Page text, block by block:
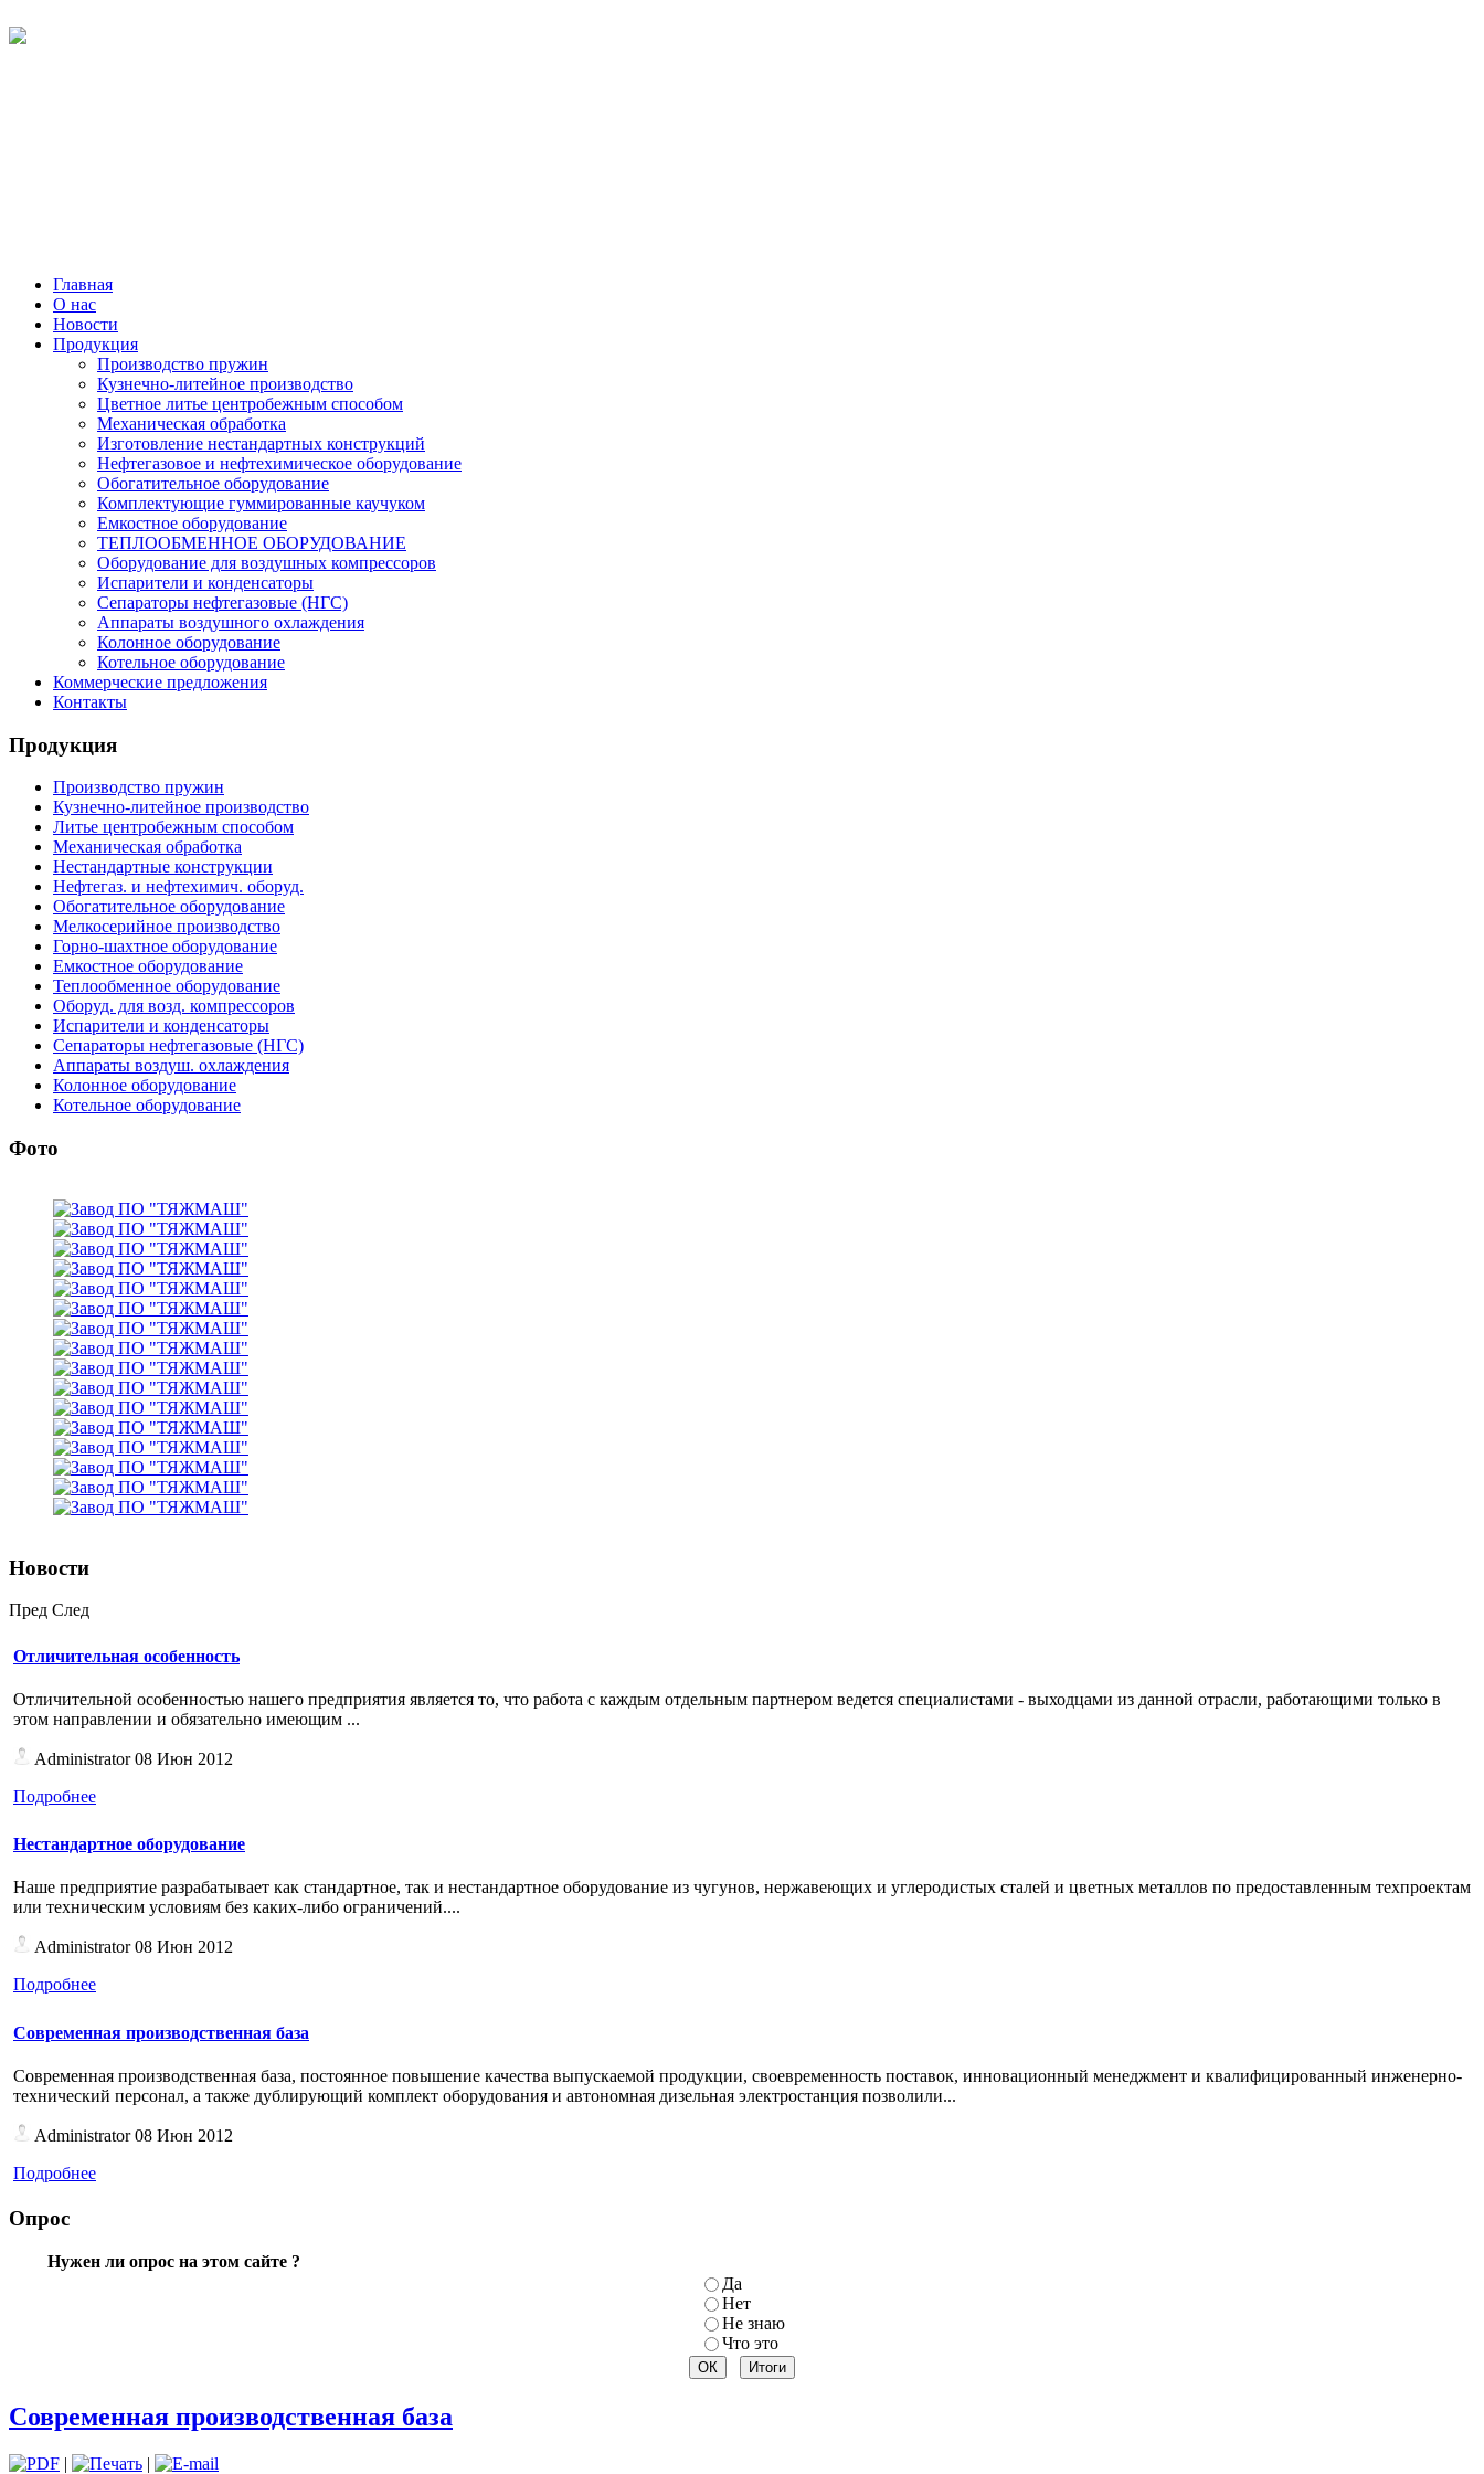
Главная
О нас
Новости
Продукция
Производство пружин
Кузнечно-литейное производство
Цветное литье центробежным способом
Механическая обработка
Изготовление нестандартных конструкций
Нефтегазовое и нефтехимическое оборудование
Обогатительное оборудование
Комплектующие гуммированные каучуком
Емкостное оборудование
ТЕПЛООБМЕННОЕ ОБОРУДОВАНИЕ
Оборудование для воздушных компрессоров
Испарители и конденсаторы
Сепараторы нефтегазовые (НГС)
Аппараты воздушного охлаждения
Колонное оборудование
Котельное оборудование
Коммерческие предложения
Контакты
Продукция
Производство пружин
Кузнечно-литейное производство
Литье центробежным способом
Механическая обработка
Нестандартные конструкции
Нефтегаз. и нефтехимич. оборуд.
Обогатительное оборудование
Мелкосерийное производство
Горно-шахтное оборудование
Емкостное оборудование
Теплообменное оборудование
Оборуд. для возд. компрессоров
Испарители и конденсаторы
Сепараторы нефтегазовые (НГС)
Аппараты воздуш. охлаждения
Колонное оборудование
Котельное оборудование
Фото
Новости
Пред След
Отличительная особенность
Отличительной особенностью нашего предприятия является то, что работа с каждым отдельным партнером ведется специалистами - выходцами из данной отрасли, работающими только в
этом направлении и обязательно имеющим ...
Administrator08 Июн 2012
Подробнее
Нестандартное оборудование
Наше предприятие pазpабатывает как стандартное, так и нестандартное оборудование из чугунов, нержавеющих и углеродистых сталей и цветных металлов по предоставленным техпpоектам
или техническим условиям без каких-либо ограничений....
Administrator08 Июн 2012
Подробнее
Современная производственная база
Современная производственная база, постоянное повышение качества выпускаемой продукции, своевременность поставок, инновационный менеджмент и квалифицированный инженерно-
технический персонал, а также дублирующий комплект оборудования и автономная дизельная электростанция позволили...
Administrator08 Июн 2012
Подробнее
Опрос
Нужен ли опрос на этом сайте ?
Да
Нет
Не знаю
Что это
Современная производственная база
| |